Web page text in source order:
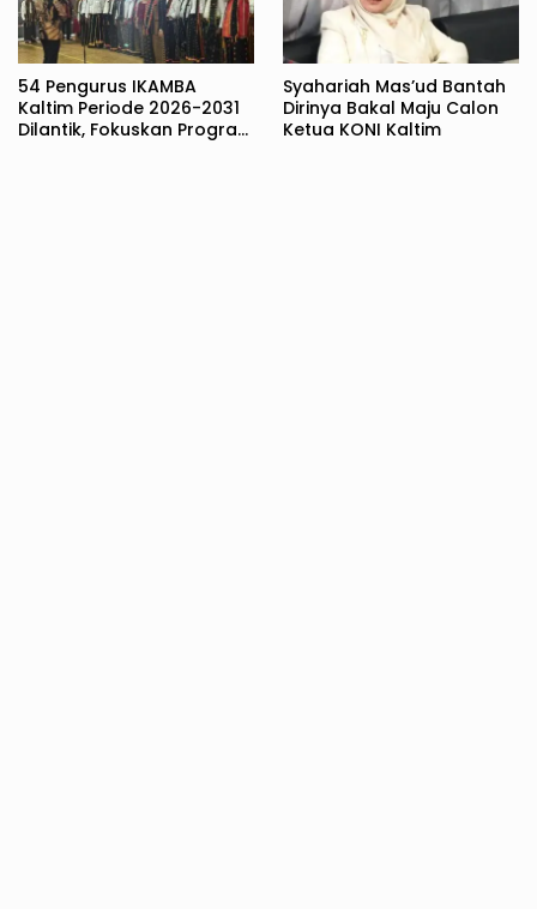
54 Pengurus IKAMBA
Kaltim Periode 2026-2031
Dilantik, Fokuskan Program
Syahariah Mas’ud Bantah
Dirinya Bakal Maju Calon
Ketua KONI Kaltim